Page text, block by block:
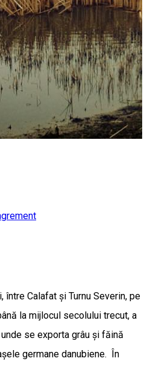
între Calafat și Turnu Severin, pe
la mijlocul secolului trecut, a
se exporta grâu și făină
germane danubiene. În